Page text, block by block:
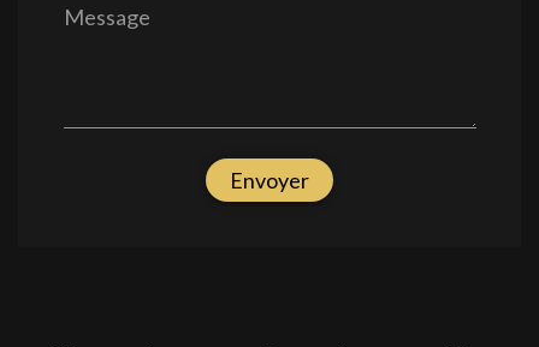
Message
Envoyer